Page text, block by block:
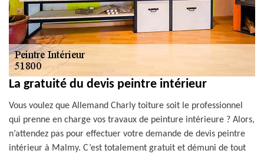
La gratuité du devis peintre intérieur
Vous voulez que Allemand Charly toiture soit le professionnel
qui prenne en charge vos travaux de peinture intérieure ? Alors,
n’attendez pas pour effectuer votre demande de devis peintre
intérieur à Malmy. C’est totalement gratuit et démuni de tout